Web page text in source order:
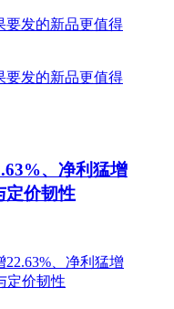
、净利猛增
定价韧性